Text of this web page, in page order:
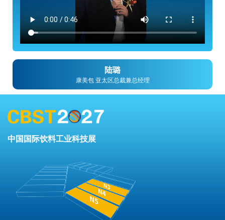
陆璐
康美包 亚太区总裁兼总经理
中国国际饮料工业科技展